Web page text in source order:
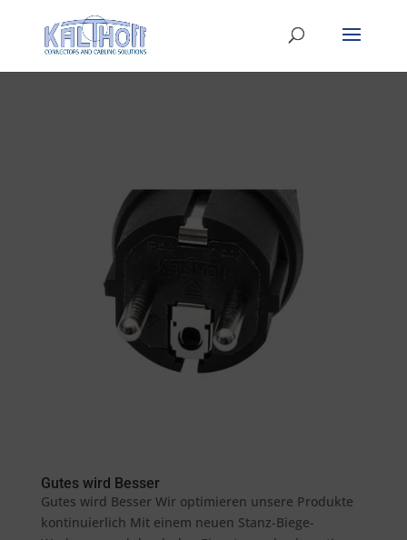
Gutes wird Besser
Gutes wird Besser Wir optimieren unsere Produkte
kontinuierlich Mit einem neuen Stanz-Biege-